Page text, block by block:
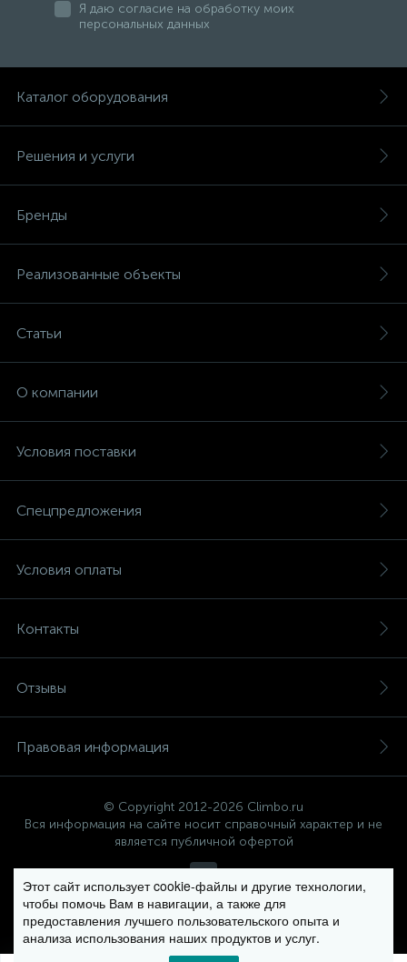
Я даю согласие на обработку моих
персональных данных
Каталог оборудования
Решения и услуги
Бренды
Реализованные объекты
Статьи
О компании
Условия поставки
Спецпредложения
Условия оплаты
Контакты
Отзывы
Правовая информация
© Copyright 2012-2026 Climbo.ru
Вся информация на сайте носит справочный характер и не
является публичной офертой
Политика компании в отношении обработки персональных
данных
Этот сайт использует cookie-файлы и другие технологии,
чтобы помочь Вам в навигации, а также для
предоставления лучшего пользовательского опыта и
анализа использования наших продуктов и услуг.